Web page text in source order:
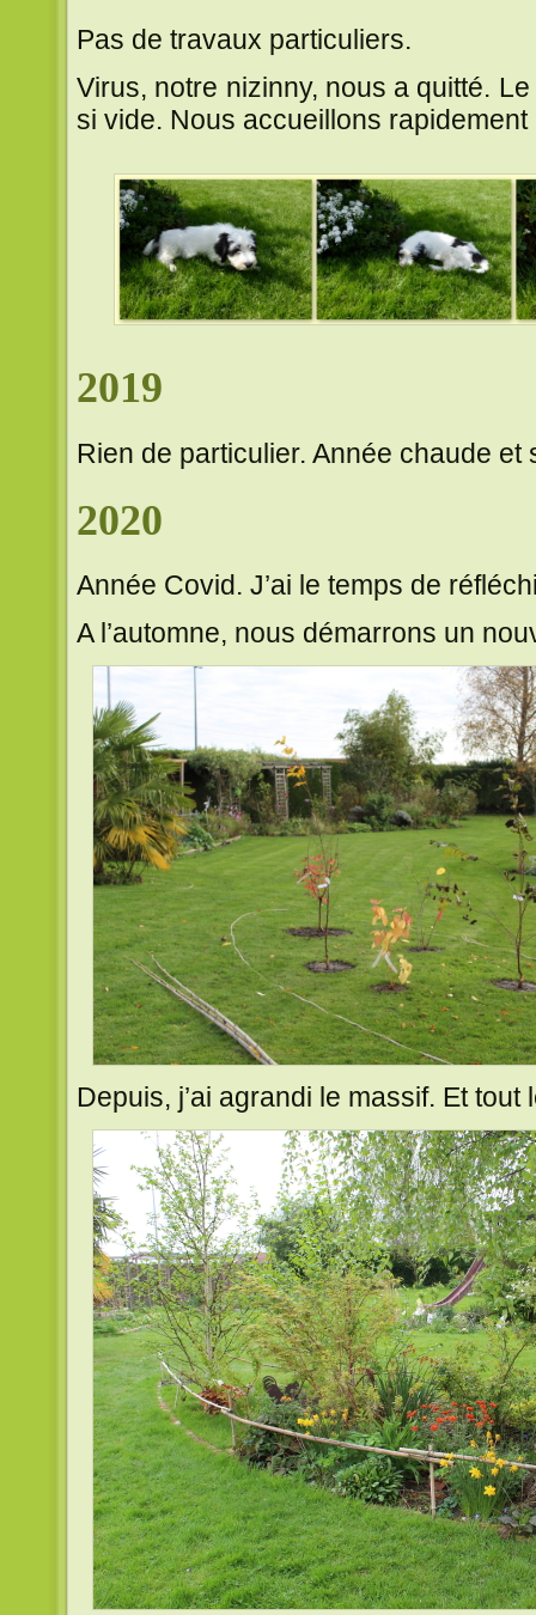
Pas de travaux particuliers.
Virus, notre nizinny, nous a quitté.
si vide. Nous accueillons rapidement
2019
Rien de particulier. Année chaude et
2020
Année Covid. J’ai le temps de
A l’automne, nous démarrons un
Depuis, j’ai agrandi le massif. Et